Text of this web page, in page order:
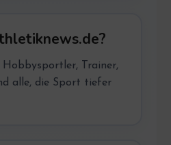
Trainer,
alle, die Sport tiefer